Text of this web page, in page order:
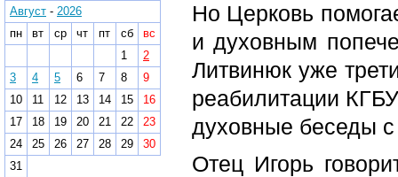
Но Церковь
и духовным
Литвинюк уже
реабилитации
духовные беседы
Отец Игорь
Август - 2026
пн
вт ср чт пт сб
вс
1
2
3
4 5 6 7 8
9
10
11 12 13 14 15
16
17
18 19 20 21 22
23
24
25 26 27 28 29
30
31